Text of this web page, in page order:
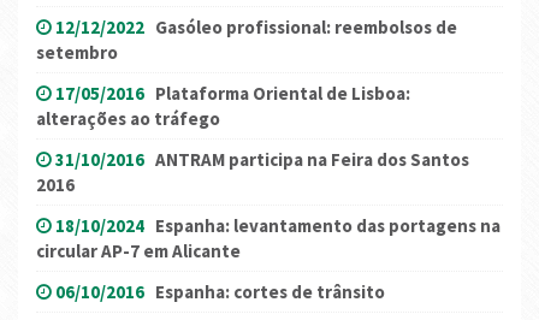
12/12/2022 Gasóleo profissional: reembolsos de
setembro
17/05/2016 Plataforma Oriental de Lisboa:
alterações ao tráfego
31/10/2016 ANTRAM participa na Feira dos Santos
2016
18/10/2024 Espanha: levantamento das portagens na
circular AP-7 em Alicante
06/10/2016 Espanha: cortes de trânsito